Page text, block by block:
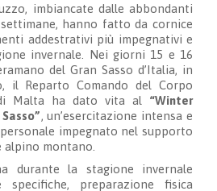
imbiancate dalle abbondanti
hanno fatto da cornice
addestrativi più impegnativi e
invernale. Nei giorni 15 e 16
del Gran Sasso d’Italia, in
il Reparto Comando del Corpo
Malta ha dato vita al “Winter
, un’esercitazione intensa e
impegnato nel supporto
montano.
durante la stagione invernale
specifiche, preparazione fisica